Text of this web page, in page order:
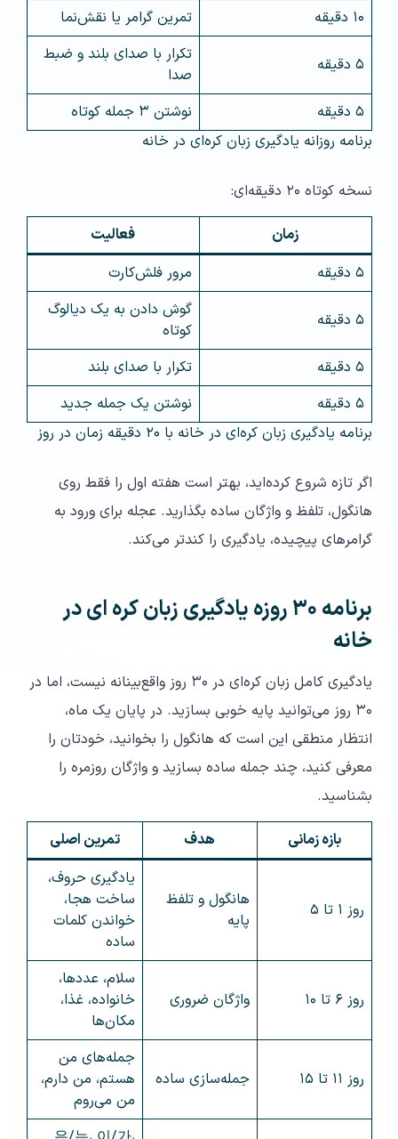
۱۰ دقیقه
تمرین گرامر یا نقش‌نما
۵ دقیقه
تکرار با صدای بلند و ضبط
صدا
۵ دقیقه
نوشتن ۳ جمله کوتاه
برنامه روزانه یادگیری زبان کره‌ای در خانه
نسخه کوتاه ۲۰ دقیقه‌ای:
زمان
فعالیت
۵ دقیقه
مرور فلش‌کارت
۵ دقیقه
گوش دادن به یک دیالوگ
کوتاه
۵ دقیقه
تکرار با صدای بلند
۵ دقیقه
نوشتن یک جمله جدید
برنامه یادگیری زبان کره‌ای در خانه با ۲۰ دقیقه زمان در روز
اگر تازه شروع کرده‌اید، بهتر است هفته اول را فقط روی
هانگول، تلفظ و واژگان ساده بگذارید. عجله برای ورود به
گرامرهای پیچیده، یادگیری را کندتر می‌کند.
برنامه ۳۰ روزه یادگیری زبان کره‌ ای در
خانه
یادگیری کامل زبان کره‌ای در ۳۰ روز واقع‌بینانه نیست، اما در
۳۰ روز می‌توانید پایه خوبی بسازید. در پایان یک ماه،
انتظار منطقی این است که هانگول را بخوانید، خودتان را
معرفی کنید، چند جمله ساده بسازید و واژگان روزمره را
بشناسید.
بازه زمانی هدف تمرین اصلی
روز ۱ تا ۵
هانگول و تلفظ
پایه
یادگیری حروف،
ساخت هجا،
خواندن کلمات
ساده
روز ۶ تا ۱۰ واژگان ضروری
سلام، عددها،
خانواده، غذا،
مکان‌ها
روز ۱۱ تا ۱۵ جمله‌سازی ساده
جمله‌های من
هستم، من دارم،
من می‌روم